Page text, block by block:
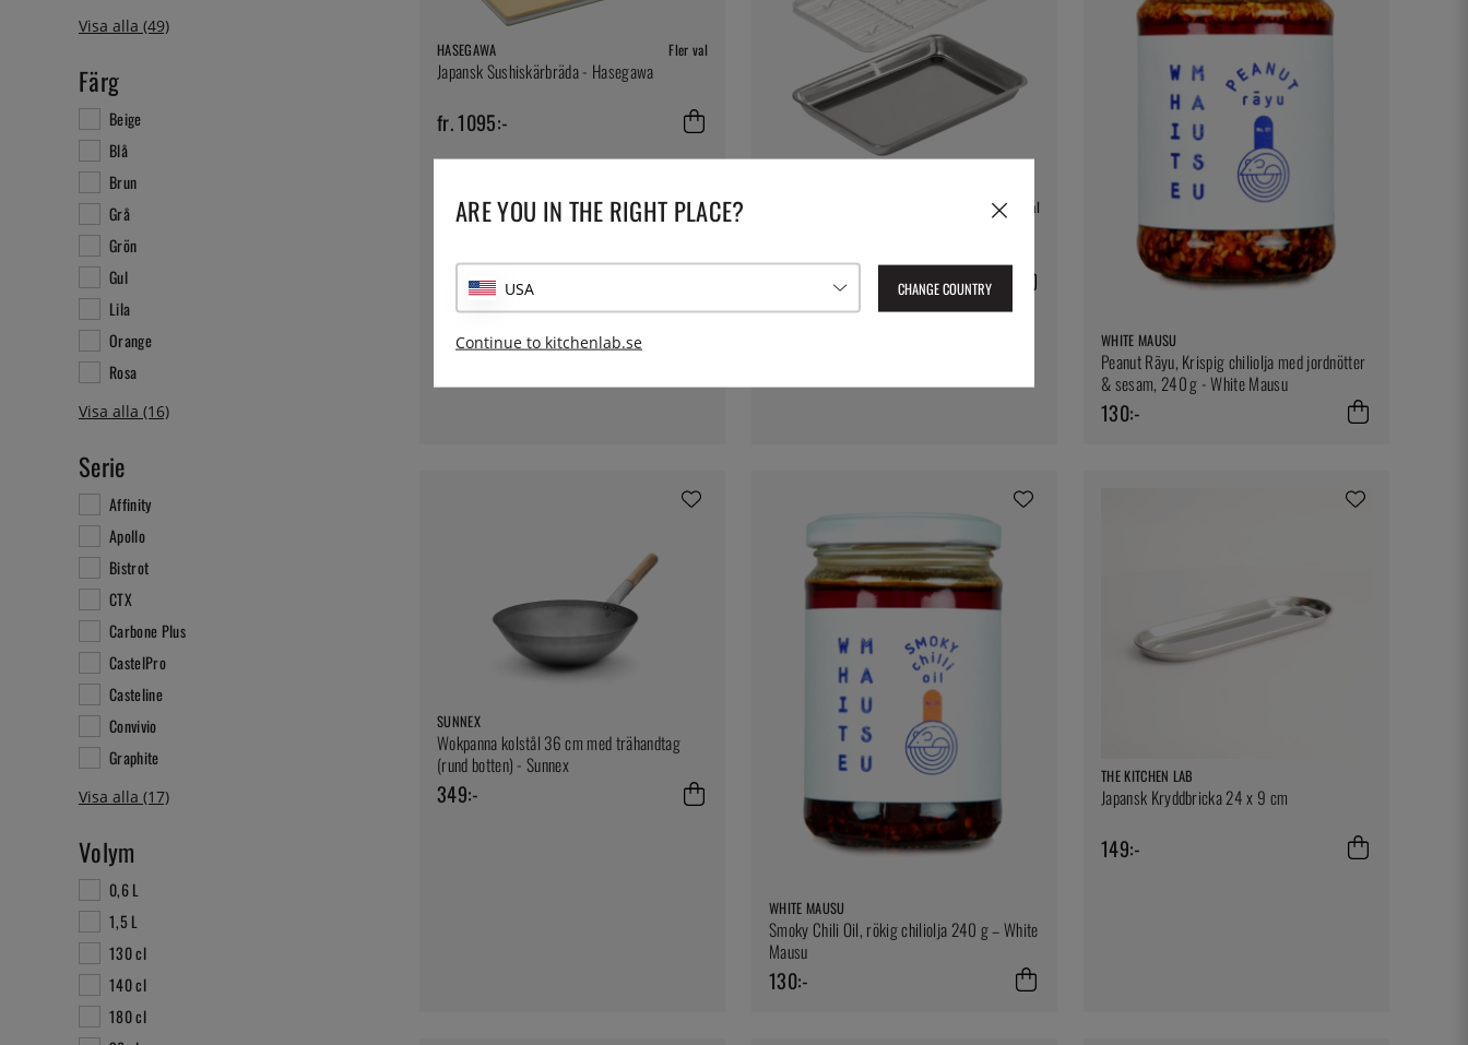
Färg
Beige
Blå
Brun
Grå
Grön
Gul
Lila
Orange
Rosa
Serie
Affinity
Apollo
Bistrot
CTX
Carbone Plus
CastelPro
Casteline
Convivio
Graphite
Volym
0,6 L
1,5 L
130 cl
140 cl
180 cl
HASEGAWA Fler val
Japansk Sushiskärbräda - Hasegawa
fr. 1095:-
Fler val
WHITE MAUSU
Peanut Rãyu, Krispig chiliolja med jordnötter
& sesam, 240 g - White Mausu
130:-
SUNNEX
Wokpanna kolstål 36 cm med trähandtag
(rund botten) - Sunnex
349:-
WHITE MAUSU
Smoky Chili Oil, rökig chiliolja 240 g – White
Mausu
130:-
THE KITCHEN LAB
Japansk Kryddbricka 24 x 9 cm
149:-
ARE YOU IN THE RIGHT PLACE?
USA CHANGE COUNTRY
Continue to kitchenlab.se